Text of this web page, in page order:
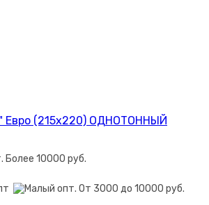
Евро (215х220) ОДНОТОННЫЙ